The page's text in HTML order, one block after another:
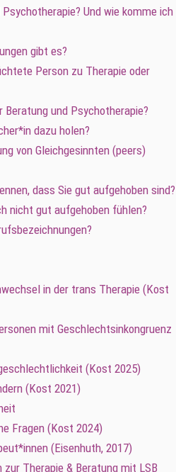
Und wie komme ich
gibt es?
Person zu Therapie oder
Beratung und Psychotherapie?
dazu holen?
von Gleichgesinnten (peers)
dass Sie gut aufgehoben sind?
nicht gut aufgehoben fühlen?
in der trans Therapie (Kost
mit Geschlechtsinkongruenz
(Kost 2025)
(Kost 2021)
Fragen (Kost 2024)
(Eisenhuth, 2017)
Therapie & Beratung mit LSB